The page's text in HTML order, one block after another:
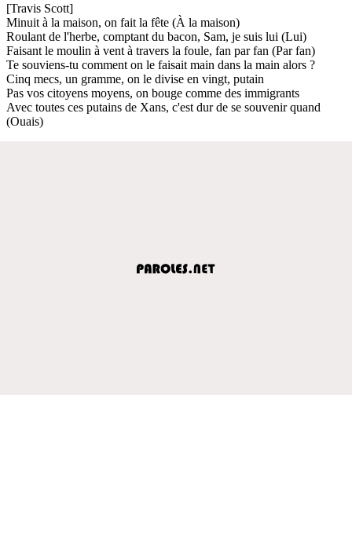
[Travis Scott]
Minuit à la maison, on fait la fête (À la maison)
Roulant de l'herbe, comptant du bacon, Sam, je suis lui (Lui)
Faisant le moulin à vent à travers la foule, fan par fan (Par fan)
Te souviens-tu comment on le faisait main dans la main alors ?
Cinq mecs, un gramme, on le divise en vingt, putain
Pas vos citoyens moyens, on bouge comme des immigrants
Avec toutes ces putains de Xans, c'est dur de se souvenir quand
(Ouais)